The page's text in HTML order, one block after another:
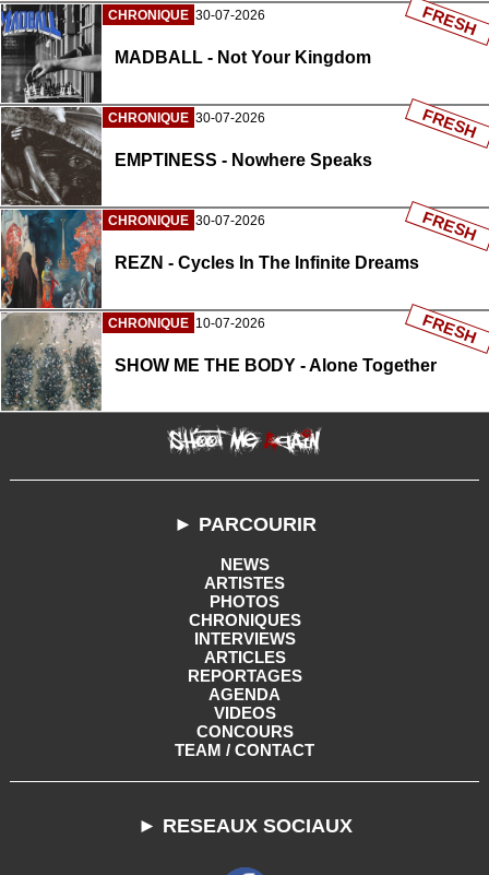
CHRONIQUE 30-07-2026
MADBALL - Not Your Kingdom
FRESH
CHRONIQUE 30-07-2026
EMPTINESS - Nowhere Speaks
FRESH
CHRONIQUE 30-07-2026
REZN - Cycles In The Infinite Dreams
FRESH
CHRONIQUE 10-07-2026
SHOW ME THE BODY - Alone Together
FRESH
► PARCOURIR
NEWS
ARTISTES
PHOTOS
CHRONIQUES
INTERVIEWS
ARTICLES
REPORTAGES
AGENDA
VIDEOS
CONCOURS
TEAM / CONTACT
► RESEAUX SOCIAUX